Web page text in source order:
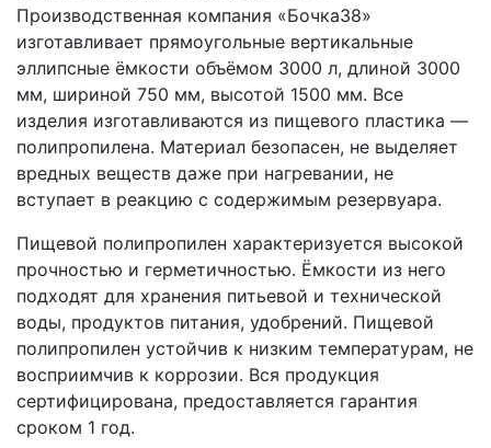
Производственная компания «Бочка38»
изготавливает прямоугольные вертикальные
эллипсные ёмкости объёмом 3000 л, длиной 3000
мм, шириной 750 мм, высотой 1500 мм. Все
изделия изготавливаются из пищевого пластика —
полипропилена. Материал безопасен, не выделяет
вредных веществ даже при нагревании, не
вступает в реакцию с содержимым резервуара.
Пищевой полипропилен характеризуется высокой
прочностью и герметичностью. Ёмкости из него
подходят для хранения питьевой и технической
воды, продуктов питания, удобрений. Пищевой
полипропилен устойчив к низким температурам, не
восприимчив к коррозии. Вся продукция
сертифицирована, предоставляется гарантия
сроком 1 год.